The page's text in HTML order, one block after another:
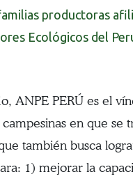
productoras
Ecológicos del
ANPE PERÚ es el
en que se
también busca
1) mejorar la